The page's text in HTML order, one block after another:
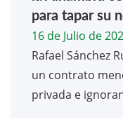
para tapar su
16 de Julio de
Rafael Sánchez
un contrato
privada e